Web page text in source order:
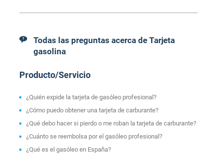
Todas las preguntas acerca de Tarjeta
gasolina
Producto/Servicio
¿Quién expide la tarjeta de gasóleo profesional?
¿Cómo puedo obtener una tarjeta de carburante?
¿Qué debo hacer si pierdo o me roban la tarjeta de carburante?
¿Cuánto se reembolsa por el gasóleo profesional?
¿Qué es el gasóleo en España?